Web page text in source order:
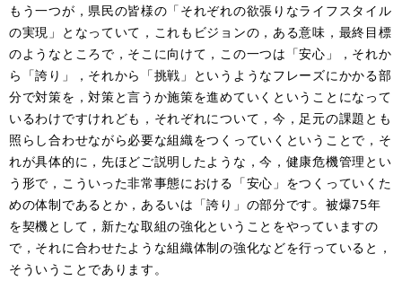
もう一つが，県民の皆様の「それぞれの欲張りなライフスタイル
の実現」となっていて，これもビジョンの，ある意味，最終目標
のようなところで，そこに向けて，この一つは「安心」，それか
ら「誇り」，それから「挑戦」というようなフレーズにかかる部
分で対策を，対策と言うか施策を進めていくということになって
いるわけですけれども，それぞれについて，今，足元の課題とも
照らし合わせながら必要な組織をつくっていくということで，そ
れが具体的に，先ほどご説明したような，今，健康危機管理とい
う形で，こういった非常事態における「安心」をつくっていくた
めの体制であるとか，あるいは「誇り」の部分です。被爆75年
を契機として，新たな取組の強化ということをやっていますの
で，それに合わせたような組織体制の強化などを行っていると，
そういうことであります。